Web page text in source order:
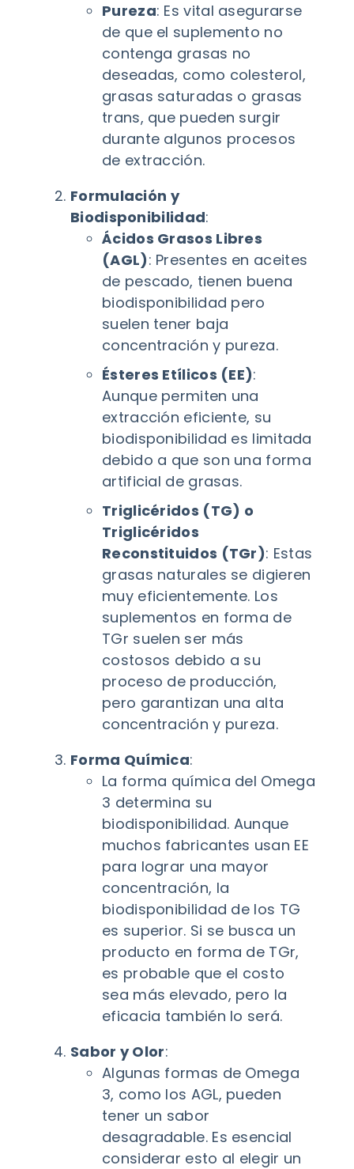
Pureza: Es vital asegurarse
de que el suplemento no
contenga grasas no
deseadas, como colesterol,
grasas saturadas o grasas
trans, que pueden surgir
durante algunos procesos
de extracción.
Formulación y
Biodisponibilidad:
Ácidos Grasos Libres
(AGL): Presentes en aceites
de pescado, tienen buena
biodisponibilidad pero
suelen tener baja
concentración y pureza.
Ésteres Etílicos (EE):
Aunque permiten una
extracción eficiente, su
biodisponibilidad es limitada
debido a que son una forma
artificial de grasas.
Triglicéridos (TG) o
Triglicéridos
Reconstituidos (TGr): Estas
grasas naturales se digieren
muy eficientemente. Los
suplementos en forma de
TGr suelen ser más
costosos debido a su
proceso de producción,
pero garantizan una alta
concentración y pureza.
Forma Química:
La forma química del Omega
3 determina su
biodisponibilidad. Aunque
muchos fabricantes usan EE
para lograr una mayor
concentración, la
biodisponibilidad de los TG
es superior. Si se busca un
producto en forma de TGr,
es probable que el costo
sea más elevado, pero la
eficacia también lo será.
Sabor y Olor:
Algunas formas de Omega
3, como los AGL, pueden
tener un sabor
desagradable. Es esencial
considerar esto al elegir un